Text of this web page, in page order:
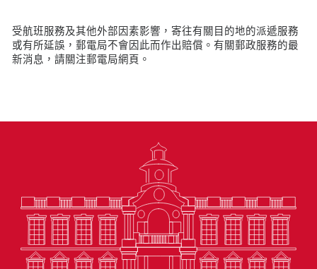
受航班服務及其他外部因素影響，寄往有關目的地的派遞服務
或有所延誤，郵電局不會因此而作出賠償。有關郵政服務的最
新消息，請關注郵電局網頁。